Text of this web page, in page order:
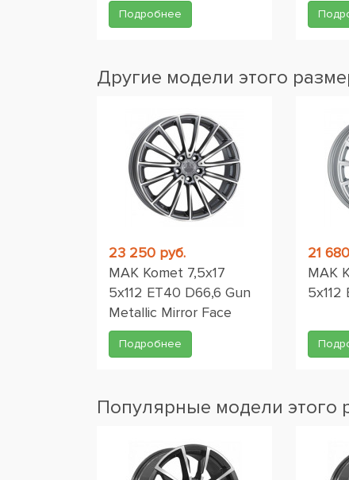
Подробнее
Другие модели этого
23 250 руб.
MAK Komet 7,5x17
5x112 ET40 D66,6 Gun
Metallic Mirror Face
Подробнее
21
MAK
5x112
Популярные модели этого